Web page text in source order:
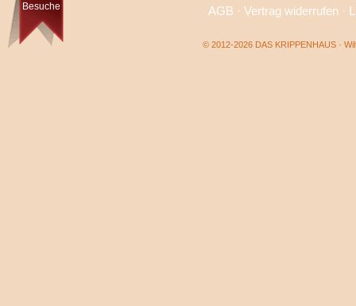
Besuche
AGB · Vertrag widerrufen·
© 2012-2026 DAS KRIPPENHAUS ·